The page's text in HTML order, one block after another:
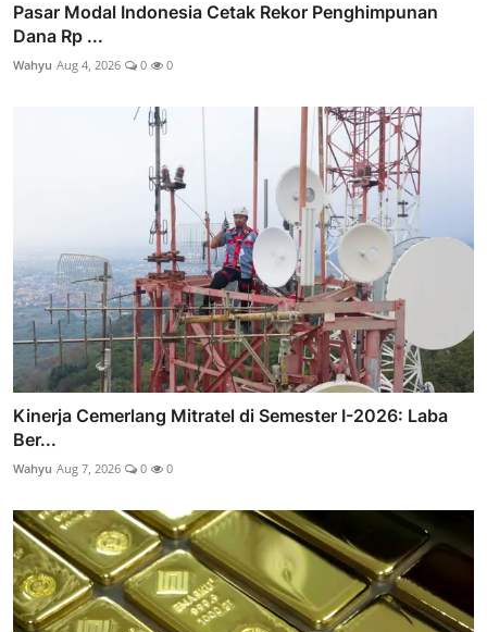
Pasar Modal Indonesia Cetak Rekor Penghimpunan
Dana Rp ...
Wahyu Aug 4, 2026 0 0
Kinerja Cemerlang Mitratel di Semester I-2026: Laba
Ber...
Wahyu Aug 7, 2026 0 0